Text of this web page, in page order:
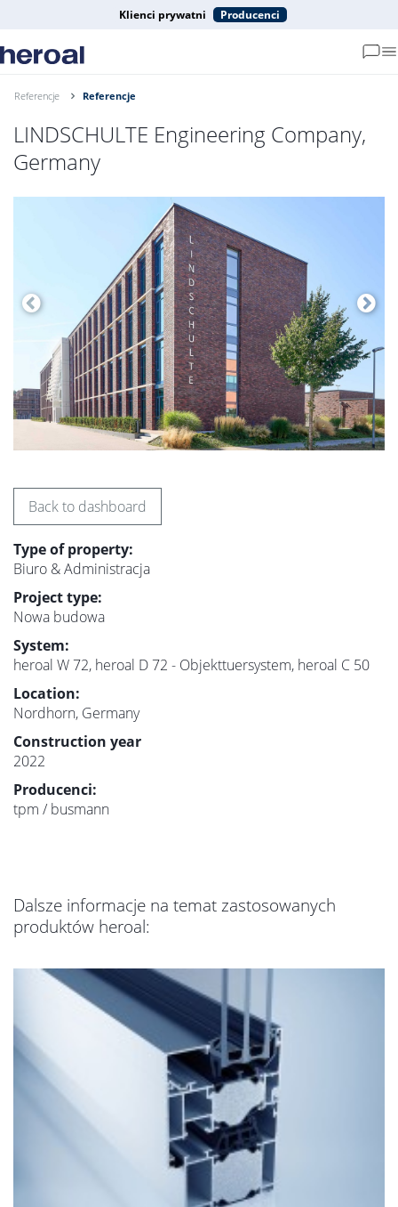
Klienci prywatni Producenci
Referencje Referencje
LINDSCHULTE Engineering Company,
Germany
Back to dashboard
Type of property:
Biuro & Administracja
Project type:
Nowa budowa
System:
heroal W 72, heroal D 72 - Objekttuersystem, heroal C 50
Location:
Nordhorn, Germany
Construction year
2022
Producenci:
tpm / busmann
Dalsze informacje na temat zastosowanych
produktów heroal: